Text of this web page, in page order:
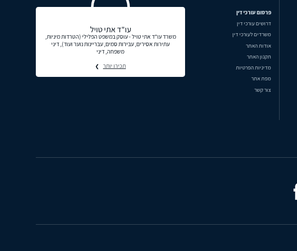
פרסום עורכי דין
דרושים עורכי דין
משרדים לעורכי דין
אודות האתר
תקנון האתר
מדיניות הפרטיות
מפת אתר
צור קשר
עו"ד אתי טויל
משרד עו"ד אתי טויל - עוסק במשפט הפלילי (הטרדות מיניות,
עתירות אסירים, עבירות סמים, עבריינות נוער ועוד), דיני
משפחה, דיני
תכירו יותר